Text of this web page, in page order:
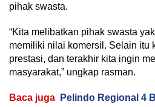
pihak swasta.
“Kita melibatkan pihak swasta
memiliki nilai komersil. Selain itu
prestasi, dan terakhir kita ingin
masyarakat,” ungkap rasman.
Baca juga
Pelindo Regional 4